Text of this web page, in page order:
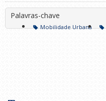
Palavras-chave
Mobilidade Urbana